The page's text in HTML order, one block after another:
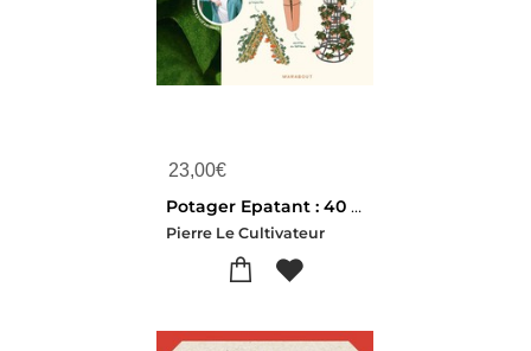
23,00€
Potager Epatant : 40 Projets Nourriciers Pour Embellir Votre Jardin
Pierre Le Cultivateur